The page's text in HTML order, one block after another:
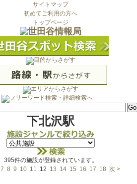
サイトマップ
初めてご利用の方へ
トップページ
下北沢駅
395件の施設が登録されています。
7 8 9 10 11 12 13 14 15 16 17 18 次 >